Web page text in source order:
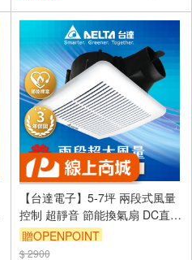
【台達電子】5-7坪 兩段式風量
控制 超靜音 節能換氣扇 DC直流
三年保固(VFB21AXT4)
贈OPENPOINT
訂單滿999享9折
$ 2900